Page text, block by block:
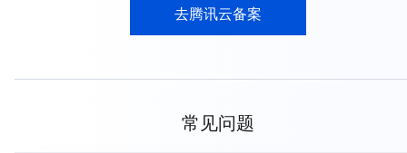
去腾讯云备案
常见问题